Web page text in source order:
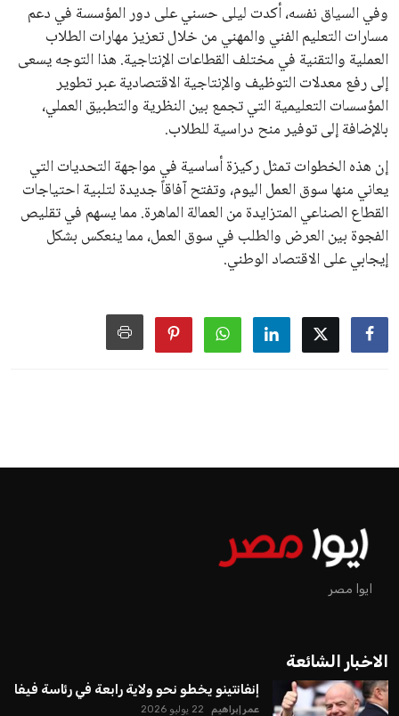
وفي السياق نفسه، أكدت ليلى حسني على دور المؤسسة في دعم
مسارات التعليم الفني والمهني من خلال تعزيز مهارات الطلاب
العملية والتقنية في مختلف القطاعات الإنتاجية. هذا التوجه يسعى
إلى رفع معدلات التوظيف والإنتاجية الاقتصادية عبر تطوير
المؤسسات التعليمية التي تجمع بين النظرية والتطبيق العملي،
بالإضافة إلى توفير منح دراسية للطلاب.
إن هذه الخطوات تمثل ركيزة أساسية في مواجهة التحديات التي
يعاني منها سوق العمل اليوم، وتفتح آفاقاً جديدة لتلبية احتياجات
القطاع الصناعي المتزايدة من العمالة الماهرة. مما يسهم في تقليص
الفجوة بين العرض والطلب في سوق العمل، مما ينعكس بشكل
إيجابي على الاقتصاد الوطني.
ايوا مصر
الاخبار الشائعة
إنفانتينو يخطو نحو ولاية رابعة في رئاسة فيفا
عمر إبراهيم 22 يوليو 2026